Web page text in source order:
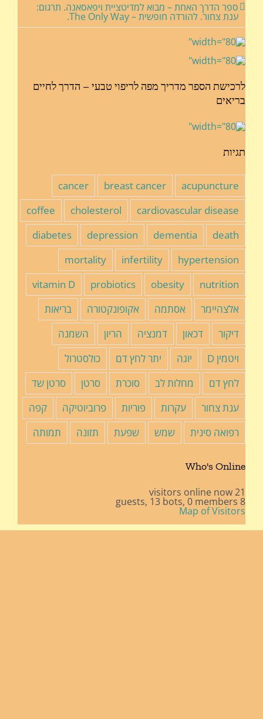
ספר הדרך האחת – מבוא למדיטציית ויפאסאנה. תרגום:
ענת צחור. להורדה חופשית – The Only Way.
לרכישת הספר מדריך מפה לריפוי טבעי – הדרך לחיים
בריאים
תגיות
acupuncture
breast cancer
cancer
cardiovascular disease
cholesterol
coffee
death
dementia
depression
diabetes
hypertension
infertility
mortality
nutrition
obesity
probiotics
vitamin D
אלצהיימר
אסתמה אקופונקטורה
בריאות
דיקור
דכאון דמנציה הריון
השמנה
ויטמין D
יוגה יתר לחץ דם
כולסטרול
לחץ דם
מחלות לב סוכרת סרטן
סרטן שד
ענת צחור
עקרות פוריות פרוביוטיקה
קפה
רפואה סינית
שמש שפעת תזונה תמותה
Who's Online
21 visitors online now
8 guests,
13 bots, 0 members
Map of Visitors